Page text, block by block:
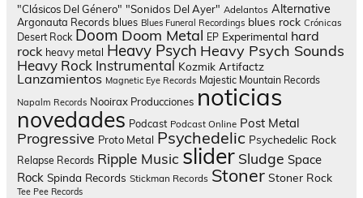
"Clásicos Del Género" "Sonidos Del Ayer" Adelantos Alternative
Argonauta Records blues Blues Funeral Recordings blues rock Crónicas
Desert Rock Doom Doom Metal EP Experimental hard
rock heavy metal Heavy Psych Heavy Psych Sounds
Heavy Rock Instrumental Kozmik Artifactz
Lanzamientos Magnetic Eye Records Majestic Mountain Records
Napalm Records Nooirax Producciones noticias
novedades Podcast Podcast Online Post Metal
Progressive Proto Metal Psychedelic Psychedelic Rock
Relapse Records Ripple Music slider Sludge Space
Rock Spinda Records Stickman Records Stoner Stoner Rock
Tee Pee Records